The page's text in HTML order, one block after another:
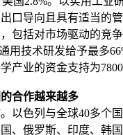
口导向且具有适当的
包括对市场驱动的竞
用技术研发给予最多
产业的资金支持为
合作越来越多
。以色列与全球40多个
、俄罗斯、印度、韩